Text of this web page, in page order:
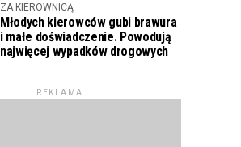
ZA KIEROWNICĄ
Młodych kierowców gubi brawura
i małe doświadczenie. Powodują
najwięcej wypadków drogowych
REKLAMA